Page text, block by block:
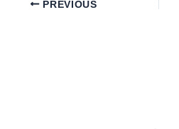
PREVIOUS